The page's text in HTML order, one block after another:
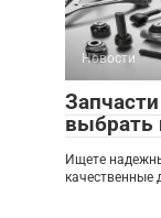
Новости
выбрать
Ищете
качественные